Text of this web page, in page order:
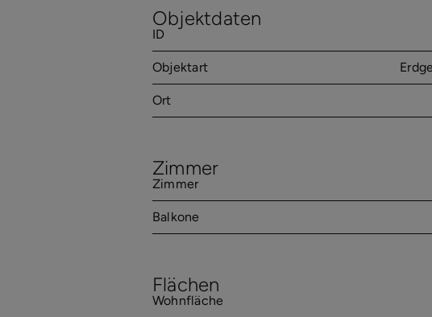
Objektdaten
ID
Objektart
Ort
Zimmer
Zimmer
Balkone
Flächen
Wohnfläche